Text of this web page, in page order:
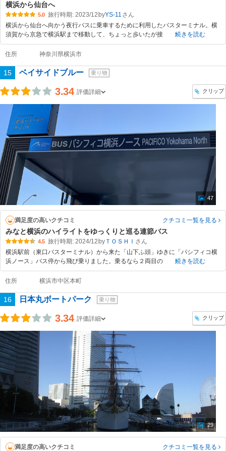
横浜から仙台へ
5.0 旅行時期: 2023/12 byYS-11
横浜から仙台へ向かう夜行バスに乗車するために利用したバスターミナル。横
須賀から京急で横浜駅まで移動して、ちょっと歩いたが接
続きを読む
住所 神奈川県横浜市
15 ベイサイドブルー 乗り物
3.34 評価詳細 クリップ
47
満足度の高いクチコミ クチコミ一覧を見る
みなと横浜のハイライトをゆっくりと巡る連節バス
4.5 旅行時期: 2024/12 byＴＯＳＨＩ
横浜駅前（東口バスターミナル）から来た「山下ふ頭」ゆきに「パシフィコ横
浜ノース」バス停から飛び乗りました。乗るなら２両目の
続きを読む
住所 横浜市中区本町
16 日本丸ボートパーク 乗り物
3.34 評価詳細 クリップ
29
満足度の高いクチコミ クチコミ一覧を見る